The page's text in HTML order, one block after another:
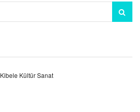
Kibele Kültür Sanat